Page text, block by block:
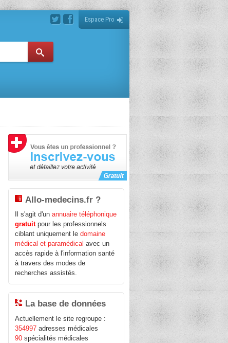
Espace Pro
Allo-medecins.fr ?
Il s'agit d'unannuaire téléphonique
gratuitpour les professionnels
ciblant uniquement ledomaine
médical et paramédical avec un
accès rapide à l'information santé
à travers des modes de
recherches assistés.
La base de données
Actuellement le site regroupe :
354997 adresses médicales
90 spécialités médicales